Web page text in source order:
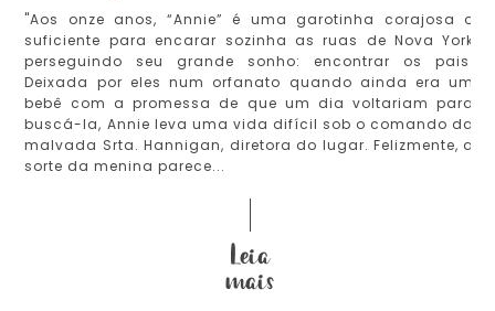
"Aos onze anos, “Annie” é uma garotinha corajosa o
suficiente para encarar sozinha as ruas de Nova York
perseguindo seu grande sonho: encontrar os pais.
Deixada por eles num orfanato quando ainda era um
bebê com a promessa de que um dia voltariam para
buscá-la, Annie leva uma vida difícil sob o comando da
malvada Srta. Hannigan, diretora do lugar. Felizmente, a
sorte da menina parece...